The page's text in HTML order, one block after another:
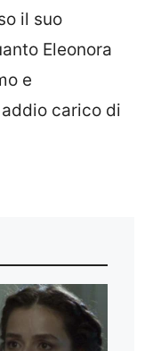
il suo
Eleonora
e
carico di